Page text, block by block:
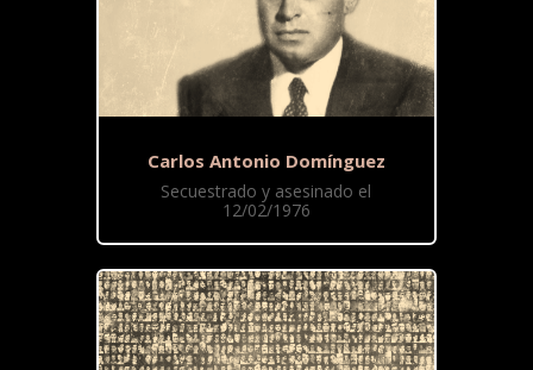
Carlos Antonio Domínguez
Secuestrado y asesinado el
12/02/1976